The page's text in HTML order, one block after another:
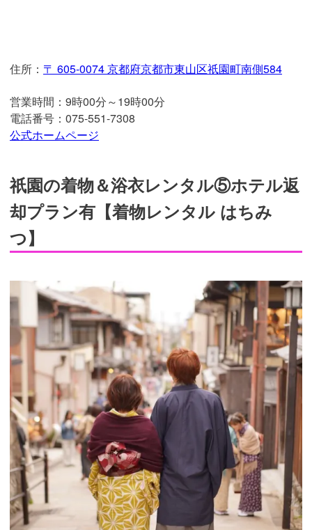
住所： 〒 605-0074 京都府京都市東山区祇園町南側584
営業時間：9時00分～19時00分
電話番号：075-551-7308
公式ホームページ
祇園の着物＆浴衣レンタル⑤ホテル返
却プラン有【着物レンタル はちみ
つ】